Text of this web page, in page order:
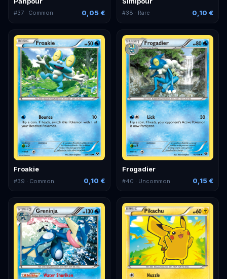
#37 · Common 0,05 € #38 · Rare 0,10 €
Froakie
#39 · Common 0,10 €
Frogadier
#40 · Uncommon 0,15 €